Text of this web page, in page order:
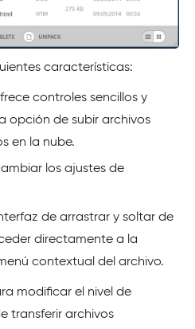
características:
controles sencillos y
opción de subir archivos
en la nube.
los ajustes de
de arrastrar y soltar de
directamente a la
contextual del archivo.
modificar el nivel de
transferir archivos